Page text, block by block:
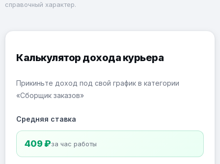
справочный характер.
Калькулятор дохода курьера
Прикиньте доход под свой график в категории
«Сборщик заказов»
Средняя ставка
409 ₽за час работы